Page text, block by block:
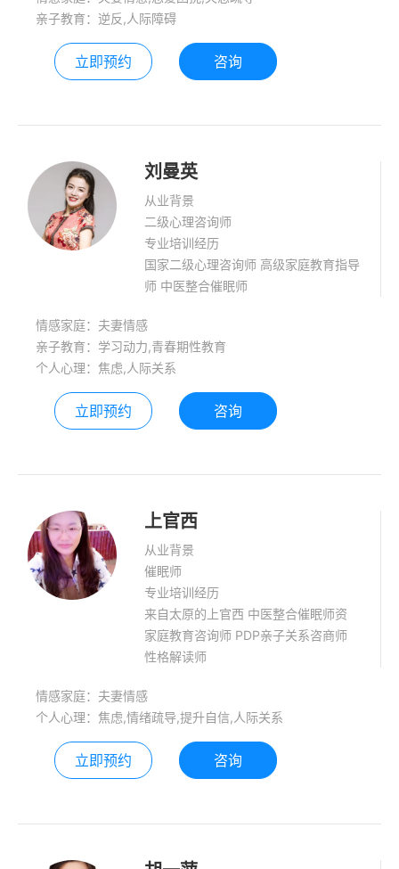
人，你的爱人，于悲痛和不舍中，无法
割舍，请相信，那些曾经你爱过的人，
你珍惜过的这一切…..一定会再回来，但
我是你的彼岸大月亮🌙
亲子教育：逆反,人际障碍
立即预约 咨询
刘曼英
从业背景
二级心理咨询师
专业培训经历
国家二级心理咨询师 高级家庭教育指导
师 中医整合催眠师
情感家庭：夫妻情感
亲子教育：学习动力,青春期性教育
个人心理：焦虑,人际关系
立即预约 咨询
上官西
从业背景
催眠师
专业培训经历
来自太原的上官西 中医整合催眠师资
家庭教育咨询师 PDP亲子关系咨商师
性格解读师
情感家庭：夫妻情感
个人心理：焦虑,情绪疏导,提升自信,人际关系
立即预约 咨询